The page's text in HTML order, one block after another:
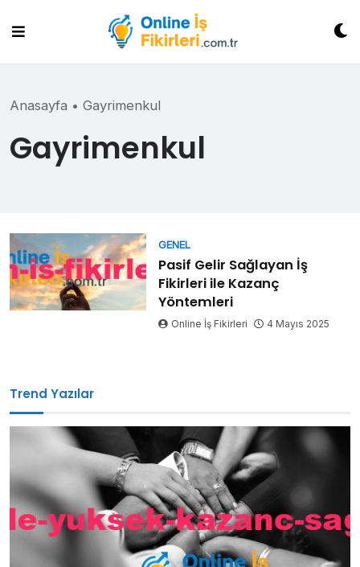
content
Anasayfa • Gayrimenkul
Gayrimenkul
GENEL
Pasif Gelir Sağlayan İş
Fikirleri ile Kazanç
Yöntemleri
Online İş Fikirleri 4 Mayıs 2025
Trend Yazılar